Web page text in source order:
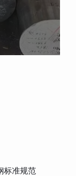
标准规范